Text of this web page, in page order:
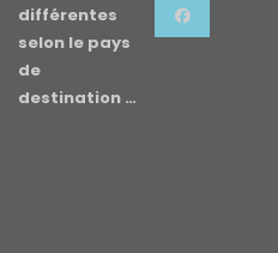
différentes
selon le pays
de
destination …